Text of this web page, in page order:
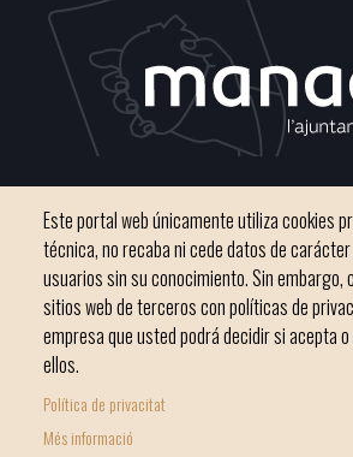
Footer
Teléfono 971 84 91 00 - CIF:
Este portal web únicamente utiliza cookies
técnica, no recaba ni cede datos de
usuarios sin su conocimiento. Sin embargo,
sitios web de terceros con políticas de
empresa que usted podrá decidir si acepta
ellos.
Política de privacitat
Més informació